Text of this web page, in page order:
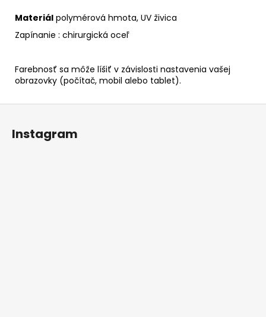
Materiál polymérová hmota, UV živica
Zapínanie : chirurgická oceľ
Farebnosť sa môže líšiť v závislosti nastavenia vašej
obrazovky (počítač, mobil alebo tablet).
Instagram